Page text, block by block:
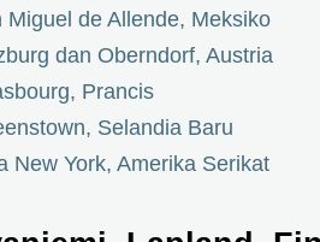
Miguel de Allende, Meksiko
dan Oberndorf, Austria
Prancis
Selandia Baru
New York, Amerika Serikat